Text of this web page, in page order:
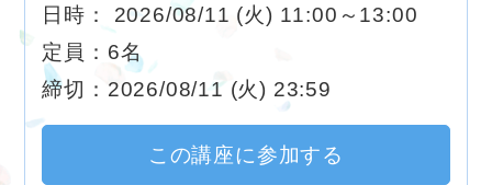
日時： 2026/08/11 (火) 11:00～13:00
定員：6名
締切：2026/08/11 (火) 23:59
この講座に参加する